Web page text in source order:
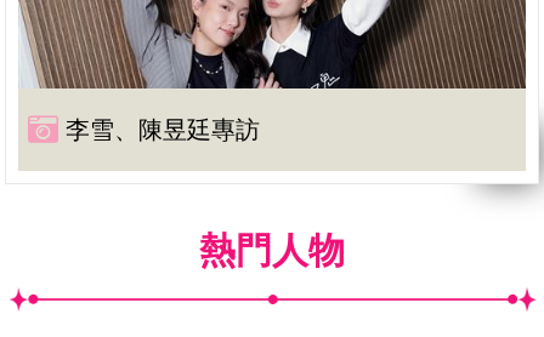
李雪、陳昱廷專訪
熱門人物